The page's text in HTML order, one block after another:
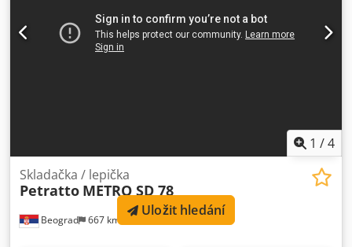
1 /4
Beograd 667 km
Skladačka / lepička
Petratto METRO SD 78
Uložit hledání